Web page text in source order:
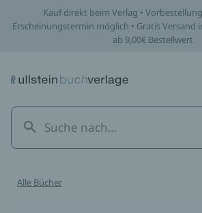
Kauf direkt beim Verlag •
Erscheinungstermin möglich • Gratis Versand
ab 9,00€ Bestellwert
Alle Bücher